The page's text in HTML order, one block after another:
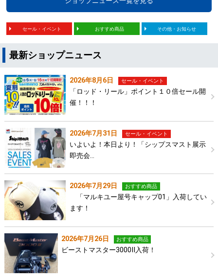
セール・イベント おすすめ商品 その他・お知らせ
最新ショップニュース
2026年8月6日 セール・イベント
「ロッド・リール」ポイント１０倍セール開
催！！！
2026年7月31日 セール・イベント
いよいよ！本日より！「シップスマスト展示
即売会…
2026年7月29日 おすすめ商品
「マルキユー屋号キャップ01」入荷してい
ます！
2026年7月26日 おすすめ商品
ビーストマスター3000Ⅱ入荷！